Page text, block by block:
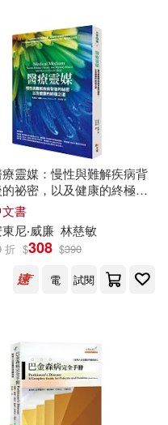
子(24)
義研究
(24)
王威廉(23)
(151)
靈媒：慢性與難解疾病背
祕密，以及健康的終極之
書
尼‧威廉 林慈敏
折 $308 $390
電
試閱